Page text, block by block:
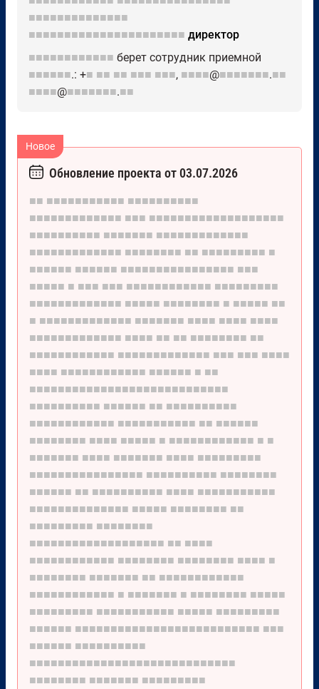
■■■■■■■■■■■■■■
■■■■■■■■■■■■■■■■■■■■■■ директор
■■■■■■■■■■■■ берет сотрудник приемной
■■■■■■.: +■ ■■ ■■ ■■■ ■■■, ■■■■@■■■■■■■.■■
■■■■@■■■■■■■.■■
Обновление проекта от 03.07.2026
■■ ■■■■■■■■■■■ ■■■■■■■■■■
■■■■■■■■■■■■■ ■■■ ■■■■■■■■■■■■■■■■■■■
■■■■■■■■■■ ■■■■■■■ ■■■■■■■■■■■■■
■■■■■■■■■■■■■ ■■■■■■■■ ■■ ■■■■■■■■■ ■
■■■■■■ ■■■■■■ ■■■■■■■■■■■■■■■■ ■■■
■■■■■ ■ ■■■ ■■■ ■■■■■■■■■■■■ ■■■■■■■■■
■■■■■■■■■■■■■ ■■■■■ ■■■■■■■■ ■ ■■■■■ ■■
■ ■■■■■■■■■■■■■ ■■■■■■■ ■■■■ ■■■■ ■■■■
■■■■■■■■■■■■■ ■■■■ ■■ ■■ ■■■■■■■■ ■■
■■■■■■■■■■■■ ■■■■■■■■■■■■■ ■■■ ■■■ ■■■■
■■■■ ■■■■■■■■■■■■ ■■■■■■ ■ ■■
■■■■■■■■■■■■■■■■■■■■■■■■■■■■
■■■■■■■■■■ ■■■■■■ ■■ ■■■■■■■■■■
■■■■■■■■■■■■ ■■■■■■■■■■■ ■■ ■■■■■■
■■■■■■■■ ■■■■ ■■■■■ ■ ■■■■■■■■■■■■ ■ ■
■■■■■■■ ■■■■ ■■■■■■■ ■■■■ ■■■■■■■■■
■■■■■■■■■■■■■■■■ ■■■■■■■■■■ ■■■■■■■■
■■■■■■ ■■ ■■■■■■■■■■ ■■■■ ■■■■■■■■■■■
■■■■■■■■■■■■■■ ■■■■■ ■■■■■■■■ ■■
■■■■■■■■■ ■■■■■■■■
■■■■■■■■■■■■■■■■■■■ ■■ ■■■■
■■■■■■■■■■■■ ■■■■■■■■ ■■■■■■■■ ■■■■ ■
■■■■■■■■ ■■■■■■■ ■■ ■■■■■■■■■■■■
■■■■■■■■■■■■ ■ ■■■■■■■ ■ ■■■■■■■■ ■■■■■
■■■■■■■■■ ■■■■■■■■■■■ ■■■■■ ■■■■■■■■■
■■■■■■ ■■■■■■■■■■■■■■■■■■■■■■■■■■ ■■■
■■■■■■ ■■■■■■■■■■
■■■■■■■■■■■■■■■■■■■■■■■■■■■■■
■■■■■■■■ ■■■■■■■ ■■■■■■■■■